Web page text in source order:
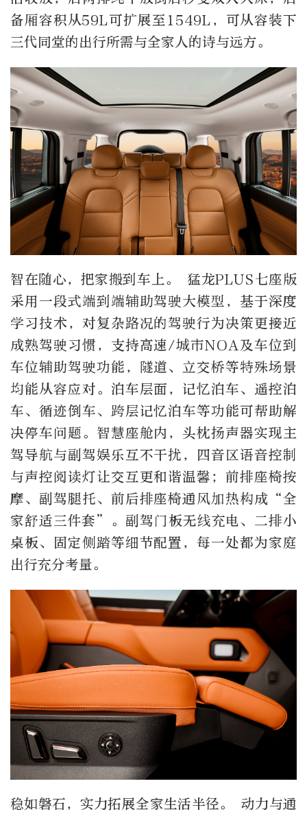
备厢容积从59L可扩展至1549L，可从容装下
三代同堂的出行所需与全家人的诗与远方。
智在随心，把家搬到车上。 猛龙PLUS七座版
采用一段式端到端辅助驾驶大模型，基于深度
学习技术，对复杂路况的驾驶行为决策更接近
成熟驾驶习惯，支持高速/城市NOA及车位到
车位辅助驾驶功能，隧道、立交桥等特殊场景
均能从容应对。泊车层面，记忆泊车、遥控泊
车、循迹倒车、跨层记忆泊车等功能可帮助解
决停车问题。智慧座舱内，头枕扬声器实现主
驾导航与副驾娱乐互不干扰，四音区语音控制
与声控阅读灯让交互更和谐温馨；前排座椅按
摩、副驾腿托、前后排座椅通风加热构成“全
家舒适三件套”。副驾门板无线充电、二排小
桌板、固定侧踏等细节配置，每一处都为家庭
出行充分考量。
稳如磐石，实力拓展全家生活半径。 动力与通